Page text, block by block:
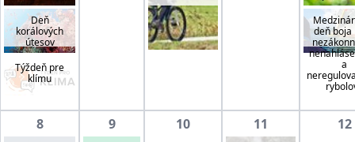
Deň
korálových
útesov
Týždeň pre
klímu
deň boja
a
8 9 10 11 12